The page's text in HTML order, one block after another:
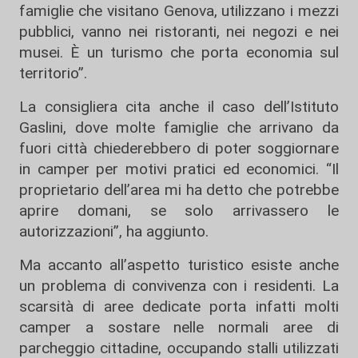
famiglie che visitano Genova, utilizzano i mezzi
pubblici, vanno nei ristoranti, nei negozi e nei
musei. È un turismo che porta economia sul
territorio”.
La consigliera cita anche il caso dell’Istituto
Gaslini, dove molte famiglie che arrivano da
fuori città chiederebbero di poter soggiornare
in camper per motivi pratici ed economici. “Il
proprietario dell’area mi ha detto che potrebbe
aprire domani, se solo arrivassero le
autorizzazioni”, ha aggiunto.
Ma accanto all’aspetto turistico esiste anche
un problema di convivenza con i residenti. La
scarsità di aree dedicate porta infatti molti
camper a sostare nelle normali aree di
parcheggio cittadine, occupando stalli utilizzati